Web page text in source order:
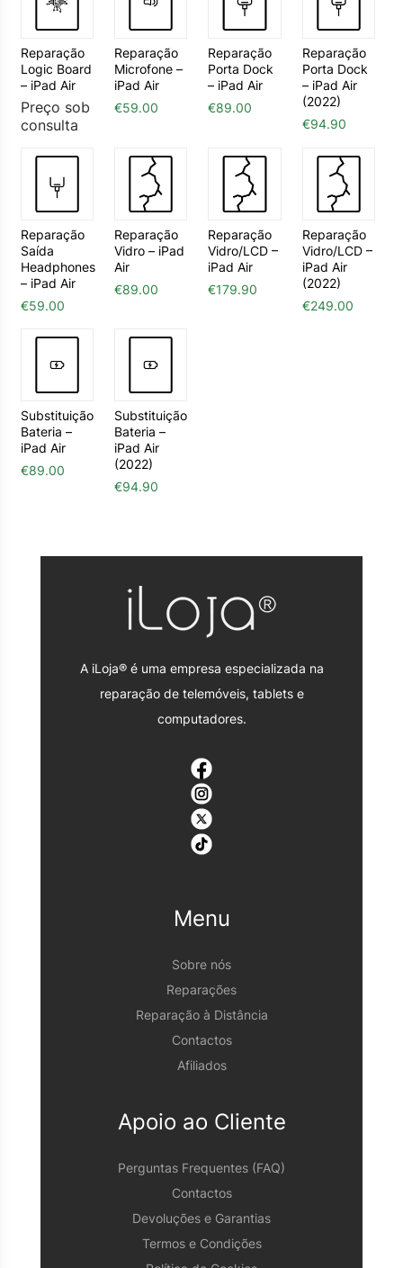
Reparação
Logic Board
– iPad Air
Preço sob
consulta
Reparação
Microfone –
iPad Air
€59.00
Reparação
Porta Dock
– iPad Air
€89.00
Reparação
Porta Dock
– iPad Air
(2022)
€94.90
Reparação
Saída
Headphones
– iPad Air
€59.00
Reparação
Vidro – iPad
Air
€89.00
Reparação
Vidro/LCD –
iPad Air
€179.90
Reparação
Vidro/LCD –
iPad Air
(2022)
€249.00
Substituição
Bateria –
iPad Air
€89.00
Substituição
Bateria –
iPad Air
(2022)
€94.90
A iLoja® é uma empresa especializada na
reparação de telemóveis, tablets e
computadores.
Menu
Sobre nós
Reparações
Reparação à Distância
Contactos
Afiliados
Apoio ao Cliente
Perguntas Frequentes (FAQ)
Contactos
Devoluções e Garantias
Termos e Condições